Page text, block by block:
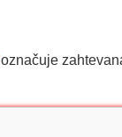
označuje